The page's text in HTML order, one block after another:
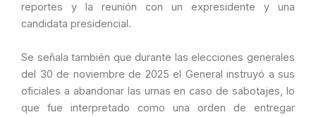
reportes y la reunión con un expresidente y una
candidata presidencial.
Se señala también que durante las elecciones generales
del 30 de noviembre de 2025 el General instruyó a sus
oficiales a abandonar las urnas en caso de sabotajes, lo
que fue interpretado como una orden de entregar